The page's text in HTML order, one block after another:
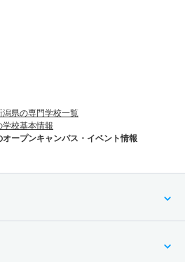
潟県の専門学校一覧
学校基本情報
オープンキャンパス・イベント情報